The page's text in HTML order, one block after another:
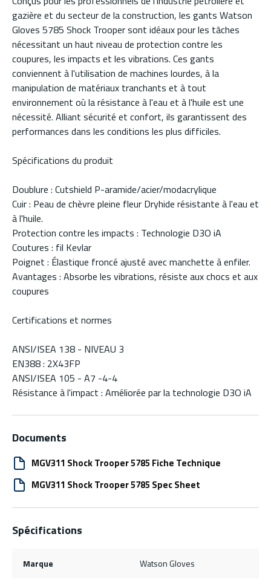
gazière et du secteur de la construction, les gants Watson
Gloves 5785 Shock Trooper sont idéaux pour les tâches
nécessitant un haut niveau de protection contre les
coupures, les impacts et les vibrations. Ces gants
conviennent à l'utilisation de machines lourdes, à la
manipulation de matériaux tranchants et à tout
environnement où la résistance à l'eau et à l'huile est une
nécessité. Alliant sécurité et confort, ils garantissent des
performances dans les conditions les plus difficiles.
Spécifications du produit
Doublure : Cutshield P-aramide/acier/modacrylique
Cuir : Peau de chèvre pleine fleur Dryhide résistante à l'eau et
à l'huile.
Protection contre les impacts : Technologie D3O iA
Coutures : fil Kevlar
Poignet : Élastique froncé ajusté avec manchette à enfiler.
Avantages : Absorbe les vibrations, résiste aux chocs et aux
coupures
Certifications et normes
ANSI/ISEA 138 - NIVEAU 3
EN388 : 2X43FP
ANSI/ISEA 105 - A7 -4-4
Résistance à l'impact : Améliorée par la technologie D3O iA
Documents
MGV311 Shock Trooper 5785 Fiche Technique
MGV311 Shock Trooper 5785 Spec Sheet
Spécifications
Marque Watson Gloves